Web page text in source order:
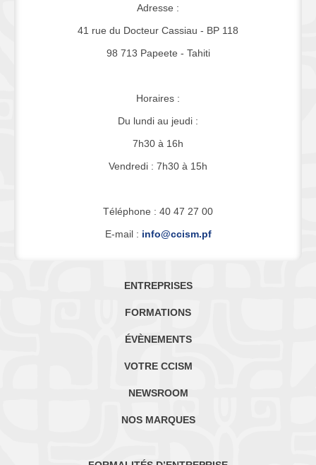
Adresse :
41 rue du Docteur Cassiau - BP 118
98 713 Papeete - Tahiti
Horaires :
Du lundi au jeudi :
7h30 à 16h
Vendredi : 7h30 à 15h
Téléphone : 40 47 27 00
E-mail : info@ccism.pf
ENTREPRISES
FORMATIONS
ÉVÈNEMENTS
VOTRE CCISM
NEWSROOM
NOS MARQUES